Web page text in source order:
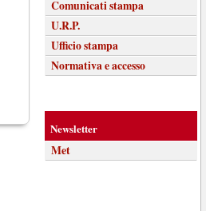
Comunicati stampa
U.R.P.
Ufficio stampa
Normativa e accesso
Newsletter
Met